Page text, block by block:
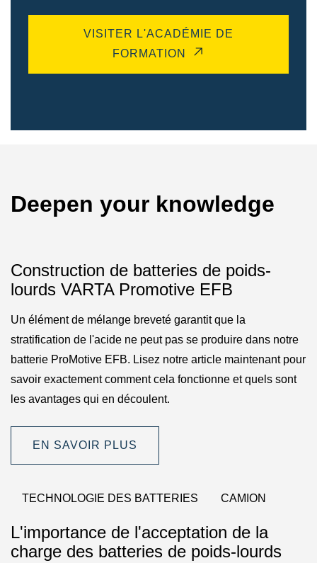
VISITER L'ACADÉMIE DE
FORMATION
Deepen your knowledge
Construction de batteries de poids-
lourds VARTA Promotive EFB
Un élément de mélange breveté garantit que la
stratification de l'acide ne peut pas se produire dans notre
batterie ProMotive EFB. Lisez notre article maintenant pour
savoir exactement comment cela fonctionne et quels sont
les avantages qui en découlent.
EN SAVOIR PLUS
TECHNOLOGIE DES BATTERIES CAMION
L'importance de l'acceptation de la
charge des batteries de poids-lourds